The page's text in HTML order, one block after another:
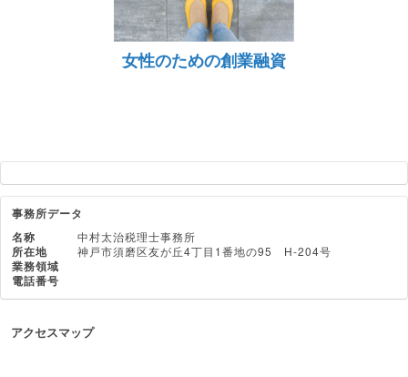
女性のための創業融資
事務所データ
名称
中村太治税理士事務所
所在地 神戸市須磨区友が丘4丁目1番地の95 H-204号
業務領域
電話番号
アクセスマップ